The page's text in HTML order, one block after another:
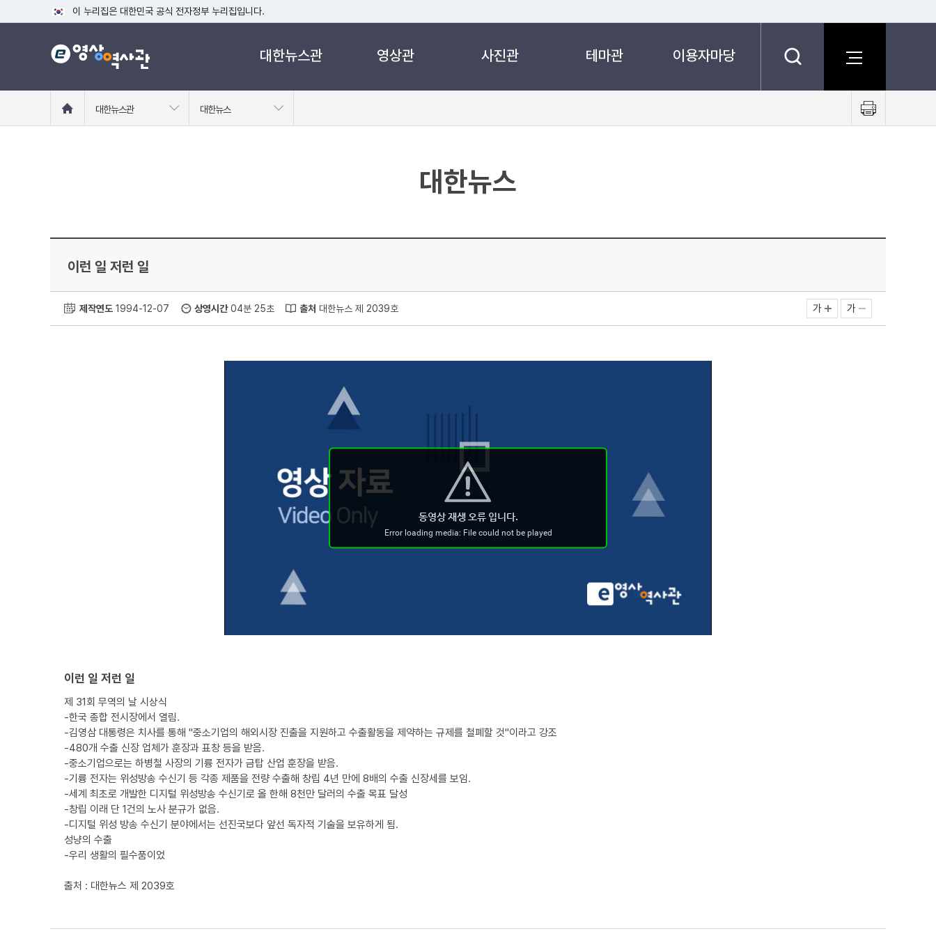
이 누리집은 대한민국 공식 전자정부 누리집입니다.
공식 누리집 주소 확인하기
go.kr 주소를 사용하는 누리집은 대한민국 정부기관이 관리하는 누리집입니다.
대한뉴스관 영상관 사진관 테마관 이용자마당
로
대한뉴스관 대한뉴스
트
대한뉴스
이런 일 저런 일
제작연도 1994-12-07 상영시간04분 25초 출처 대한뉴스 제 2039호 가 가
이런 일 저런 일
제 31회 무역의 날 시상식
-한국 종합 전시장에서 열림.
-김영삼 대통령은 치사를 통해 "중소기업의 해외시장 진출을 지원하고 수출활동을 제약하는 규제를 철폐할 것"이라고 강조
-480개 수출 신장 업체가 훈장과 표창 등을 받음.
-중소기업으로는 하병철 사장의 기륭 전자가 금탑 산업 훈장을 받음.
-기륭 전자는 위성방송 수신기 등 각종 제품을 전량 수출해 창립 4년 만에 8배의 수출 신장세를 보임.
-세계 최초로 개발한 디지털 위성방송 수신기로 올 한해 8천만 달러의 수출 목표 달성
-창립 이래 단 1건의 노사 분규가 없음.
-디지털 위성 방송 수신기 분야에서는 선진국보다 앞선 독자적 기술을 보유하게 됨.
성냥의 수출
-우리 생활의 필수품이었
출처 : 대한뉴스 제 2039호